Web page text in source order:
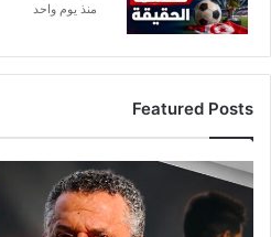
منذ يوم واحد
Featured Posts
ع